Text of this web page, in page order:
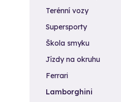
Terénní vozy
Supersporty
Škola smyku
Jízdy na okruhu
Ferrari
Lamborghini